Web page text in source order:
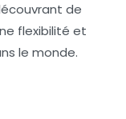
de
flexibilité et
le monde.